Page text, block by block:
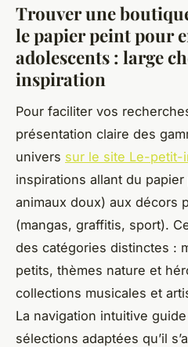
Trouver une
le papier peint pour
adolescents : large
inspiration
Pour faciliter vos
présentation claire des
univers sur le site Le-petit-
inspirations allant du
animaux doux) aux décors
(mangas, graffitis, sport).
des catégories distinctes :
petits, thèmes nature et
collections musicales et
La navigation intuitive
sélections adaptées qu’il